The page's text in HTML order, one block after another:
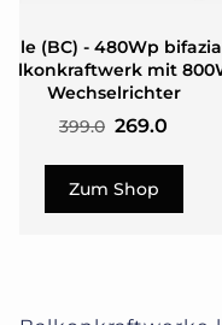
(BC) - 480Wp
mit
Wechselrichter
399.0 269.0
Zum Shop